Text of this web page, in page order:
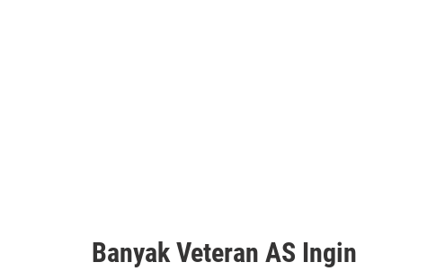
Banyak Veteran AS Ingin